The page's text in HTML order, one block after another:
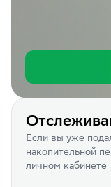
Если вы уже
накопительной
личном кабинете